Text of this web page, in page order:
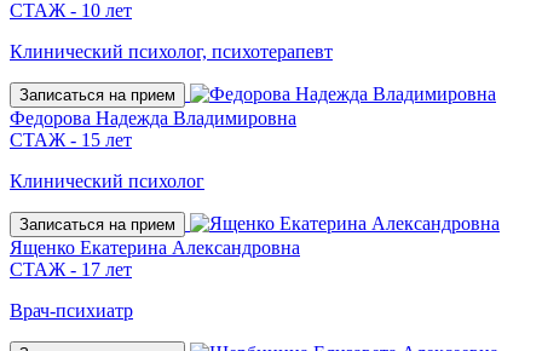
СТАЖ - 10 лет
Клинический психолог, психотерапевт
Записаться на прием
Федорова Надежда Владимировна
СТАЖ - 15 лет
Клинический психолог
Записаться на прием
Ященко Екатерина Александровна
СТАЖ - 17 лет
Врач-психиатр